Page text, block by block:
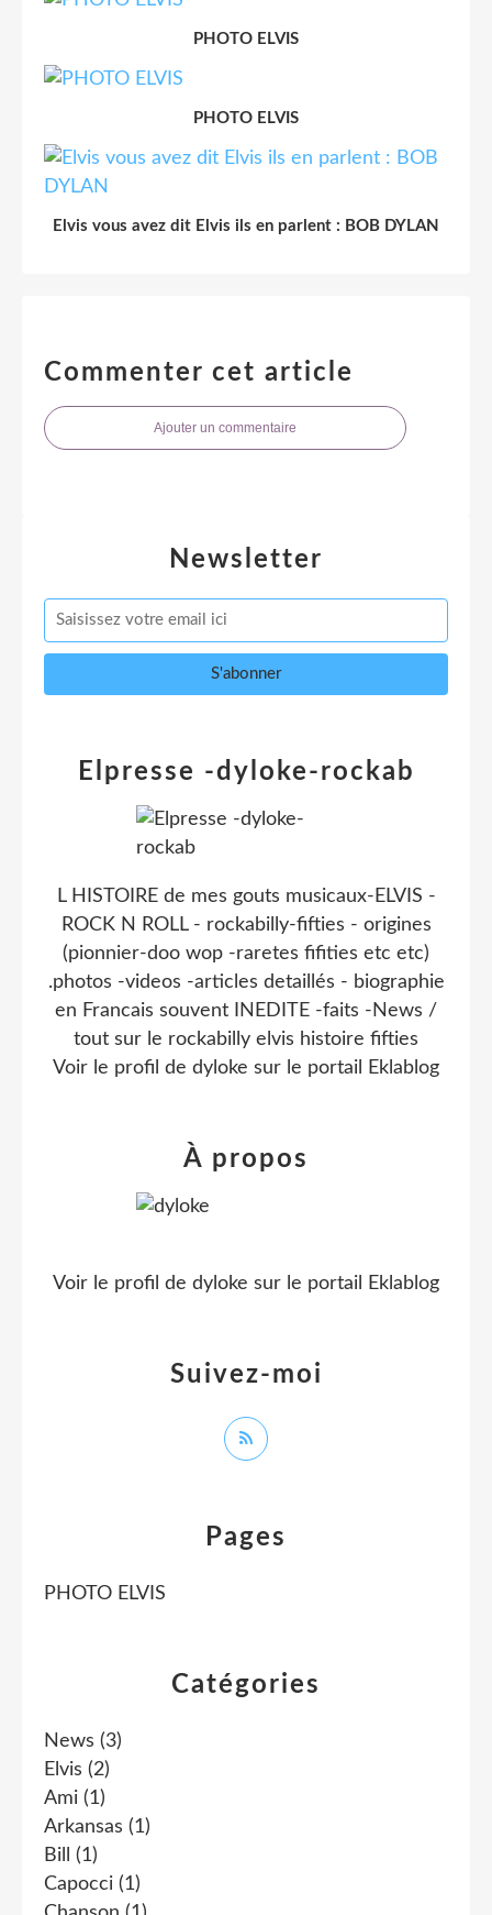
PHOTO ELVIS
PHOTO ELVIS
Elvis vous avez dit Elvis ils en parlent : BOB DYLAN
Commenter cet article
Ajouter un commentaire
Newsletter
Catégories
News (3)
Elvis (2)
Ami (1)
Arkansas (1)
Bill
(1)
Capocci (1)
Pages
PHOTO ELVIS
Elpresse -dyloke-rockab
L HISTOIRE de mes gouts musicaux-ELVIS -
ROCK N ROLL - rockabilly-fifties - origines
(pionnier-doo wop -raretes fifities etc etc)
.photos -videos -articles detaillés - biographie
en Francais souvent INEDITE -faits -News /
tout sur le rockabilly elvis histoire fifties
Voir le profil de dyloke sur le portail Eklablog
Suivez-moi
À propos
Voir le profil de dyloke sur le portail Eklablog